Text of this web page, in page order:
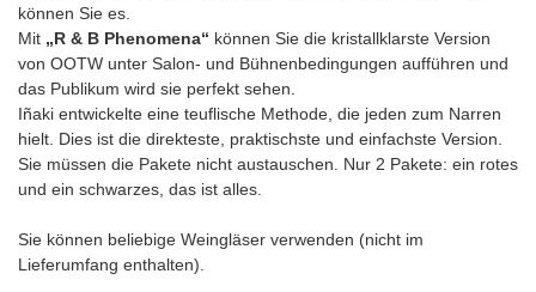
können Sie es.
Mit „R & B Phenomena“ können Sie die kristallklarste Version
von OOTW unter Salon- und Bühnenbedingungen aufführen und
das Publikum wird sie perfekt sehen.
Iñaki entwickelte eine teuflische Methode, die jeden zum Narren
hielt. Dies ist die direkteste, praktischste und einfachste Version.
Sie müssen die Pakete nicht austauschen. Nur 2 Pakete: ein rotes
und ein schwarzes, das ist alles.
Sie können beliebige Weingläser verwenden (nicht im
Lieferumfang enthalten).